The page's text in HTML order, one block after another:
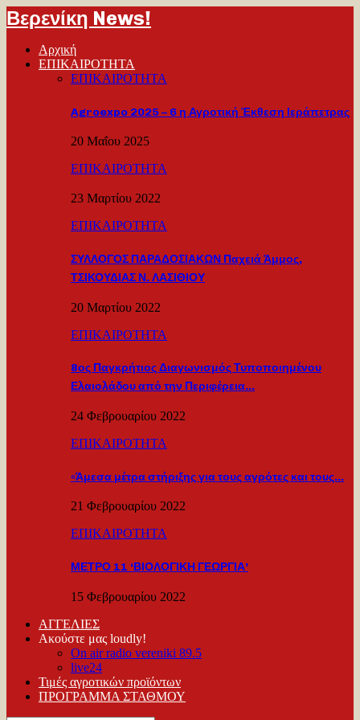
Βερενίκη News!
Αρχική
ΕΠΙΚΑΙΡΟΤΗΤΑ
ΕΠΙΚΑΙΡΟΤΗΤΑ
Agroexpo 2025 – 6 η Αγροτική Έκθεση Ιεράπετρας
20 Μαΐου 2025
ΕΠΙΚΑΙΡΟΤΗΤΑ
23 Μαρτίου 2022
ΕΠΙΚΑΙΡΟΤΗΤΑ
ΣΥΛΛΟΓΟΣ ΠΑΡΑΔΟΣΙΑΚΩΝ Παχειά Άμμος,
ΤΣΙΚΟΥΔΙΑΣ Ν. ΛΑΣΙΘΙΟΥ
20 Μαρτίου 2022
ΕΠΙΚΑΙΡΟΤΗΤΑ
8ος Παγκρήτιος Διαγωνισμός Τυποποιημένου
Ελαιολάδου από την Περιφέρεια…
24 Φεβρουαρίου 2022
ΕΠΙΚΑΙΡΟΤΗΤΑ
«Άμεσα μέτρα στήριξης για τους αγρότες και τους…
21 Φεβρουαρίου 2022
ΕΠΙΚΑΙΡΟΤΗΤΑ
ΜΕΤΡΟ 11 ‘ΒΙΟΛΟΓΙΚΗ ΓΕΩΡΓΙΑ’
15 Φεβρουαρίου 2022
ΑΓΓΕΛΙΕΣ
Ακούστε μας loudly!
On air radio vereniki 89.5
live24
Τιμές αγροτικών προϊόντων
ΠΡΟΓΡΑΜΜΑ ΣΤΑΘΜΟΥ